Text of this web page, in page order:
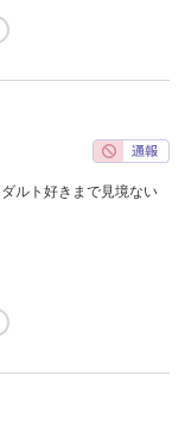
ルト好きまで見境ない